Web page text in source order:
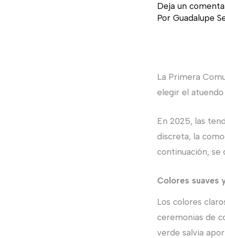
Deja un
Por Guadalupe
La Primera
elegir el atuendo
En 2025, las
discreta, la
continuación, se
Colores suaves
Los colores
ceremonias de
verde salvia